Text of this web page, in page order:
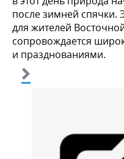
после зимней спячки.
для жителей
сопровождается
и празднованиями.